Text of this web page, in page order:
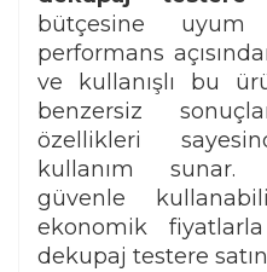
bütçesine
performans
ve kullanışlı bu
benzersiz
özellikleri
kullanım sunar.
güvenle
ekonomik
dekupaj testere